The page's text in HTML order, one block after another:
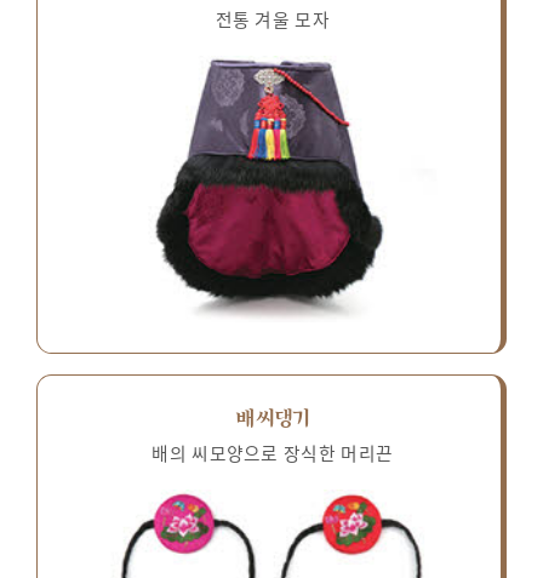
전통 겨울 모자
배씨댕기
배의 씨모양으로 장식한 머리끈